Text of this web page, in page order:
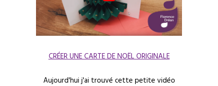
CRÉER UNE CARTE DE NOËL ORIGINALE
Aujourd'hui j'ai trouvé cette petite vidéo